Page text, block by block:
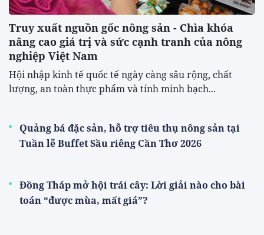
Truy xuất nguồn gốc nông sản - Chìa khóa
nâng cao giá trị và sức cạnh tranh của nông
nghiệp Việt Nam
Hội nhập kinh tế quốc tế ngày càng sâu rộng, chất
lượng, an toàn thực phẩm và tính minh bạch...
Quảng bá đặc sản, hỗ trợ tiêu thụ nông sản tại
Tuần lễ Buffet Sầu riêng Cần Thơ 2026
Đồng Tháp mở hội trái cây: Lời giải nào cho bài
toán “được mùa, mất giá”?